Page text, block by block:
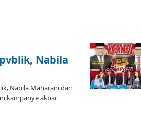
Nabila
Nabila Maharani dan
kampanye akbar